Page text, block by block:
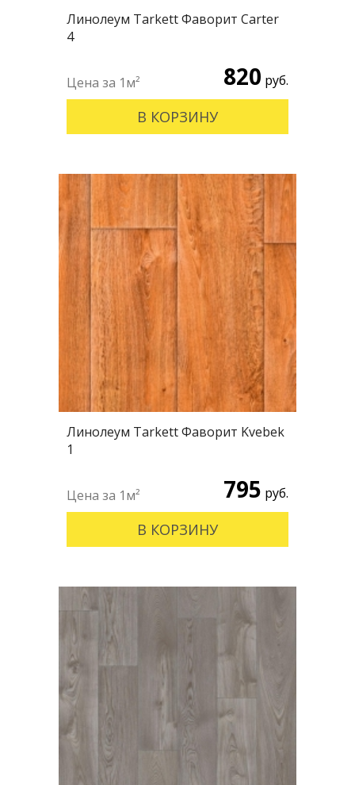
Линолеум Tarkett Фаворит Carter
4
820 руб.
В КОРЗИНУ
Линолеум Tarkett Фаворит Kvebek
1
795 руб.
В КОРЗИНУ